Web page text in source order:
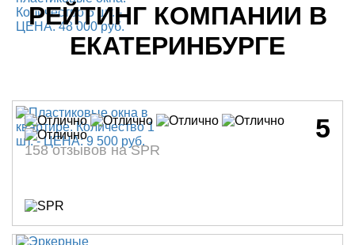
РЕЙТИНГ КОМПАНИИ В
ЕКАТЕРИНБУРГЕ
5
158 отзывов на SPR